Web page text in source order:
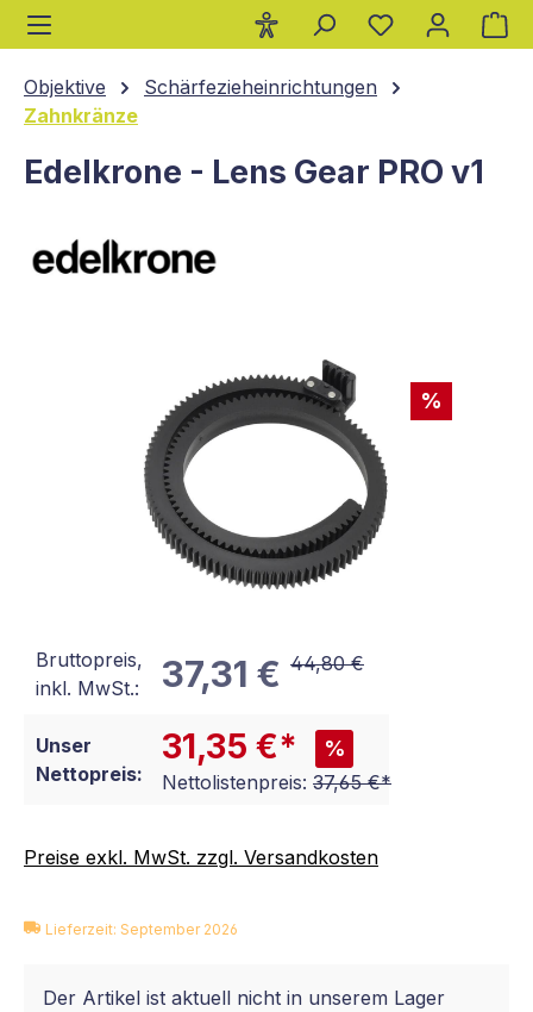
springen
Objektive
Schärfezieheinrichtungen
Zahnkränze
Edelkrone - Lens Gear PRO v1
%
Bruttopreis,
inkl. MwSt.:
37,31 € 44,80 €
Unser
Nettopreis:
31,35 €* %
Nettolistenpreis: 37,65 €*
Preise exkl. MwSt. zzgl. Versandkosten
Lieferzeit: September 2026
Der Artikel ist aktuell nicht in unserem Lager